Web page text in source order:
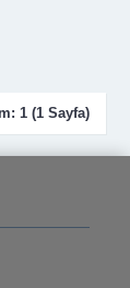
1 (1 Sayfa)